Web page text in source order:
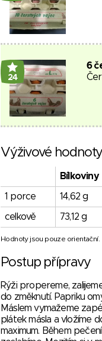
24
6
Výživové hodnoty
Bílkoviny
1 porce 14,62 g
celkově 73,12 g
Hodnoty jsou pouze orientační.
Postup přípravy
Rýži propereme,
do změknutí. Papriku
Máslem vymažeme
plátek másla a vložíme
maximum. Během